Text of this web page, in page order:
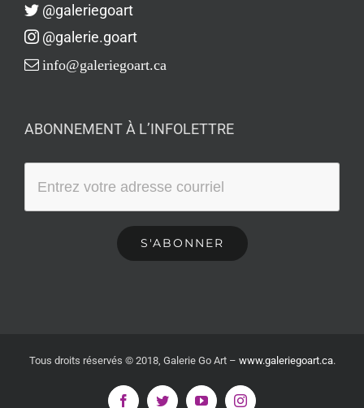
@galeriegoart
@galerie.goart
info@galeriegoart.ca
ABONNEMENT À L’INFOLETTRE
Tous droits réservés © 2018, Galerie Go Art– www.galeriegoart.ca.
FacebookTwitterYouTubeInstagram